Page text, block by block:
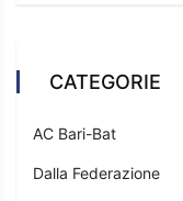
CATEGORIE
AC Bari-Bat
Dalla Federazione